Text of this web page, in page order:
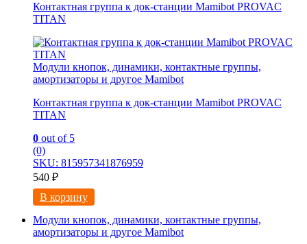
Контактная группа к док-станции Mamibot PROVAC
TITAN
Модули кнопок, динамики, контактные группы,
амортизаторы и другое Mamibot
Контактная группа к док-станции Mamibot PROVAC
TITAN
0 out of 5
(0)
SKU: 815957341876959
540 ₽
В корзину
Модули кнопок, динамики, контактные группы,
амортизаторы и другое Mamibot